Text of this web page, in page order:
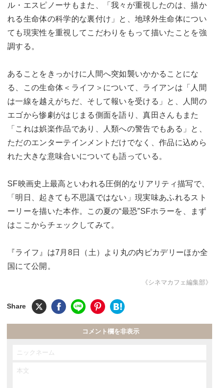
ル・エスピノーサもまた、「我々が重視したのは、描か
れる生命体の科学的な裏付け」と、地球外生命体につい
ても現実性を重視してこだわりをもって描いたことを強
調する。
あることをきっかけに人間へ突如襲いかかることにな
る、この生命体＜ライフ＞について、ライアンは「人間
は一線を越えがちだ、そして報いを受ける」と、人間の
エゴから惨劇がはじまる側面を語り、真田さんもまた
「これは娯楽作品であり、人類への警告でもある」と、
ただのエンターテインメントだけでなく、作品に込めら
れた大きな意味合いについても語っている。
SF映画史上最高といわれる圧倒的なリアリティ描写で、
「明日、起きても不思議ではない」現実味あふれるスト
ーリーを描いた本作。この夏の“最恐”SFホラーを、まず
はここからチェックしてみて。
『ライフ』は7月8日（土）より丸の内ピカデリーほか全
国にて公開。
《シネマカフェ編集部》
コメント欄を非表示